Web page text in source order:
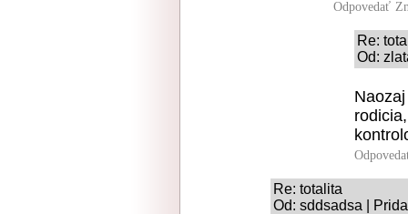
Odpovedať
Re:
Od:
Re: totalita
Od: sddsadsa |